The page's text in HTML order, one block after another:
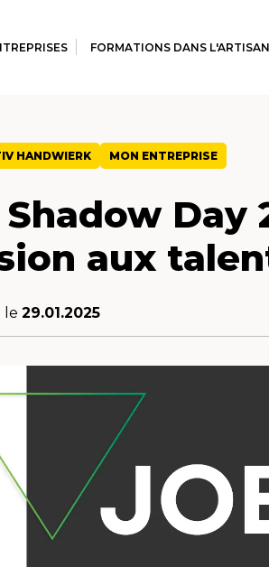
FORMATIONS DANS
HANDWIERK MON ENTREPRISE
Day
aux
le 29.01.2025